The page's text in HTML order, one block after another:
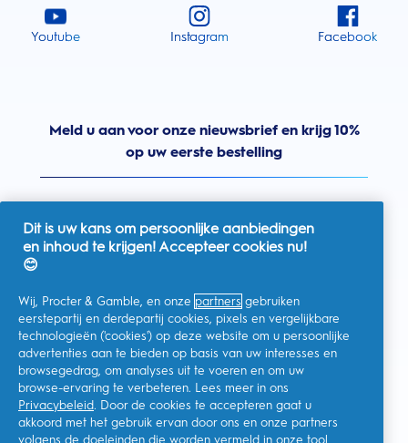
Youtube Instagram Facebook
Meld u aan voor onze nieuwsbrief en krijg 10%
op uw eerste bestelling
Ik geef toestemming voor het ontvangen van
gepersonaliseerde communicatie met betrekking tot
aanbiedingen, nieuws en andere promotionele initiatieven van
Oral-B en andere
P&G-merken
kan me op elk momentafmelden.
Procter & Gamble, als verwerkingsverantwoordelijke, zal uw
persoonlijke gegevens verwerken zodat u zich bij deze site kunt
registreren en de interactie kunt aangaan met de aangeboden
Dit is uw kans om persoonlijke aanbiedingen
en inhoud te krijgen! Accepteer cookies nu!
😊
Wij, Procter & Gamble, en onze partners gebruiken
eerstepartij en derdepartij cookies, pixels en vergelijkbare
technologieën ('cookies') op deze website om u persoonlijke
advertenties aan te bieden op basis van uw interesses en
browsegedrag, om analyses uit te voeren en om uw
browse-ervaring te verbeteren. Lees meer in ons
Privacybeleid. Door de cookies te accepteren gaat u
akkoord met het gebruik ervan door ons en onze partners
volgens de doeleinden die worden vermeld in onze tool